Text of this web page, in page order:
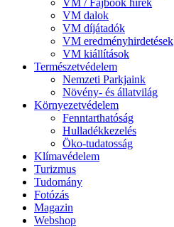
VM / Fajbook hírek
VM dalok
VM díjátadók
VM eredményhirdetések
VM kiállítások
Természetvédelem
Nemzeti Parkjaink
Növény- és állatvilág
Környezetvédelem
Fenntarthatóság
Hulladékkezelés
Öko-tudatosság
Klímavédelem
Turizmus
Tudomány
Fotózás
Magazin
Webshop